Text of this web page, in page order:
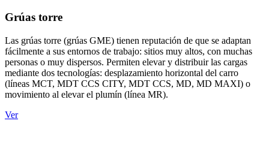
Grúas torre
Las grúas torre (grúas GME) tienen reputación de que se adaptan
fácilmente a sus entornos de trabajo: sitios muy altos, con muchas
personas o muy dispersos. Permiten elevar y distribuir las cargas
mediante dos tecnologías: desplazamiento horizontal del carro
(líneas MCT, MDT CCS CITY, MDT CCS, MD, MD MAXI) o
movimiento al elevar el plumín (línea MR).
Ver